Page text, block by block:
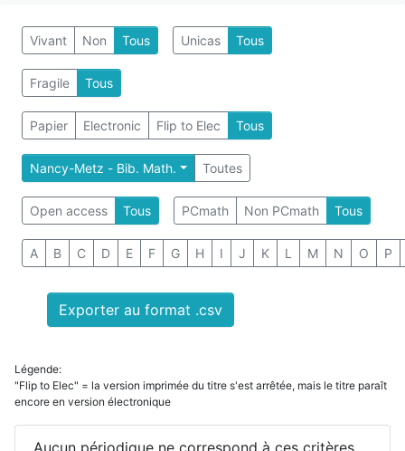
Vivant Non Tous Unicas Tous
Fragile Tous
Papier Electronic Flip to Elec Tous
Nancy-Metz - Bib. Math. Toutes
Open access Tous PCmath Non PCmath Tous
A B C D E F G H I J K L M N O P
Exporter au format .csv
Légende:
"Flip to Elec" = la version imprimée du titre s'est arrêtée, mais le titre paraît
encore en version électronique
Aucun périodique ne correspond à ces critères